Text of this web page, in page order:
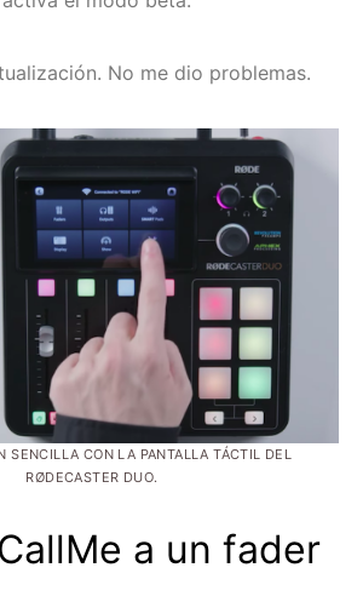
No me dio problemas.
SENCILLA CON LA PANTALLA TÁCTIL DEL
RØDECASTER DUO.
a un fader